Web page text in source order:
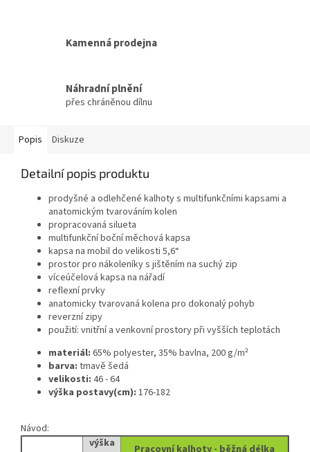
Kamenná prodejna
Náhradní plnění
přes chráněnou dílnu
Popis Diskuze
Detailní popis produktu
prodyšné a odlehčené kalhoty s multifunkčními kapsami a
anatomickým tvarováním kolen
propracovaná silueta
multifunkční boční měchová kapsa
kapsa na mobil do velikosti 5,6“
prostor pro nákoleníky s jištěním na suchý zip
víceúčelová kapsa na nářadí
reflexní prvky
anatomicky tvarovaná kolena pro dokonalý pohyb
reverzní zipy
použití: vnitřní a venkovní prostory při vyšších teplotách
materiál: 65% polyester, 35% bavlna, 200 g/m²
barva: tmavě šedá
velikosti: 46 - 64
výška postavy(cm): 176-182
Návod:
výška